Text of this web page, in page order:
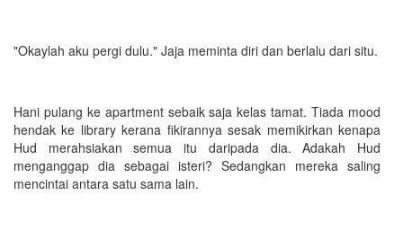
"Okaylah aku pergi dulu." Jaja meminta diri dan berlalu dari situ.
Hani pulang ke apartment sebaik saja kelas tamat. Tiada mood
hendak ke library kerana fikirannya sesak memikirkan kenapa
Hud merahsiakan semua itu daripada dia. Adakah Hud
menganggap dia sebagai isteri? Sedangkan mereka saling
mencintai antara satu sama lain.